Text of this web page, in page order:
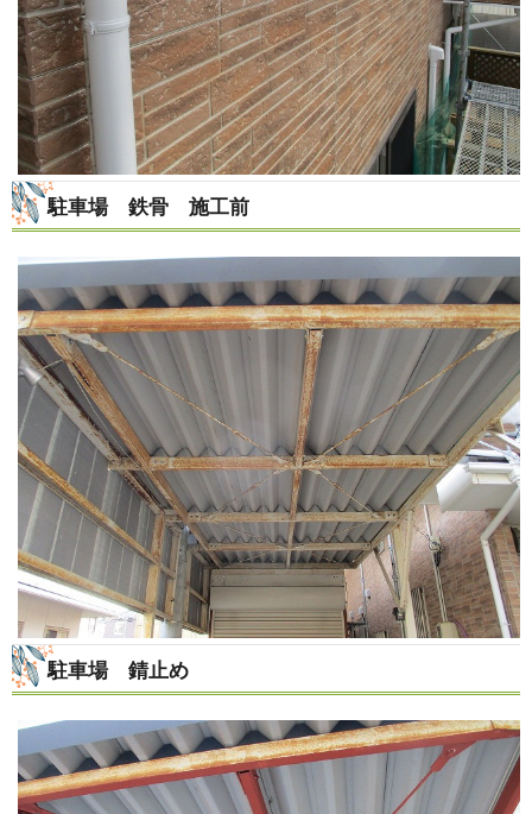
駐車場 鉄骨 施工前
駐車場 錆止め